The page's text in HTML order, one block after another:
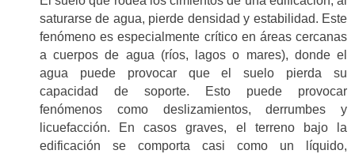
saturarse de agua, pierde densidad y estabilidad. Este
fenómeno es especialmente crítico en áreas cercanas
a cuerpos de agua (ríos, lagos o mares), donde el
agua puede provocar que el suelo pierda su
capacidad de soporte. Esto puede provocar
fenómenos como deslizamientos, derrumbes y
licuefacción. En casos graves, el terreno bajo la
edificación se comporta casi como un líquido,